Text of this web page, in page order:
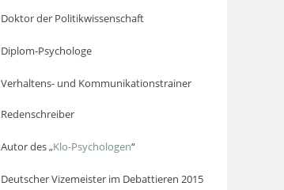
Doktor der Politikwissenschaft
Diplom-Psychologe
Verhaltens- und Kommunikationstrainer
Redenschreiber
Autor des „Klo-Psychologen“
Deutscher Vizemeister im Debattieren 2015